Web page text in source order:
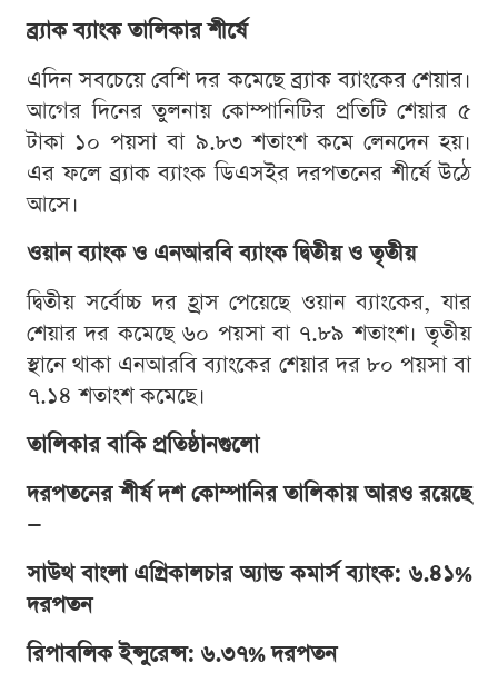
ব্র্যাক ব্যাংক তালিকার শীর্ষে
এদিন সবচেয়ে বেশি দর কমেছে ব্র্যাক ব্যাংকের শেয়ার।
আগের দিনের তুলনায় কোম্পানিটির প্রতিটি শেয়ার ৫
টাকা ১০ পয়সা বা ৯.৮৩ শতাংশ কমে লেনদেন হয়।
এর ফলে ব্র্যাক ব্যাংক ডিএসইর দরপতনের শীর্ষে উঠে
আসে।
ওয়ান ব্যাংক ও এনআরবি ব্যাংক দ্বিতীয় ও তৃতীয়
দ্বিতীয় সর্বোচ্চ দর হ্রাস পেয়েছে ওয়ান ব্যাংকের, যার
শেয়ার দর কমেছে ৬০ পয়সা বা ৭.৮৯ শতাংশ। তৃতীয়
স্থানে থাকা এনআরবি ব্যাংকের শেয়ার দর ৮০ পয়সা বা
৭.১৪ শতাংশ কমেছে।
তালিকার বাকি প্রতিষ্ঠানগুলো
দরপতনের শীর্ষ দশ কোম্পানির তালিকায় আরও রয়েছে
—
সাউথ বাংলা এগ্রিকালচার অ্যান্ড কমার্স ব্যাংক: ৬.৪১%
দরপতন
রিপাবলিক ইন্সুরেন্স: ৬.৩৭% দরপতন